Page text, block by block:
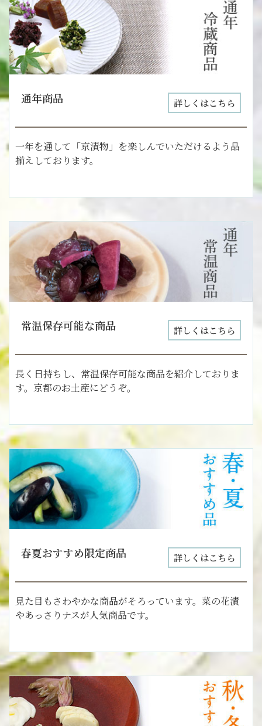
通年商品 詳しくはこちら
一年を通して「京漬物」を楽しんでいただけるよう品
揃えしております。
常温保存可能な商品 詳しくはこちら
長く日持ちし、常温保存可能な商品を紹介しておりま
す。京都のお土産にどうぞ。
春夏おすすめ限定商品 詳しくはこちら
見た目もさわやかな商品がそろっています。菜の花漬
やあっさりナスが人気商品です。